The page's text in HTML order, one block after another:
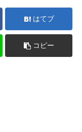
はてブ
コピー